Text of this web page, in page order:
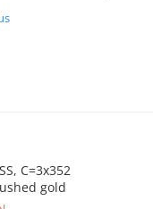
C=3x352
gold